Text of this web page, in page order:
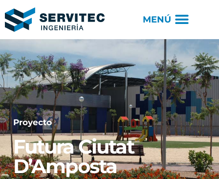
Proyecto
Futura Ciutat
D’Amposta